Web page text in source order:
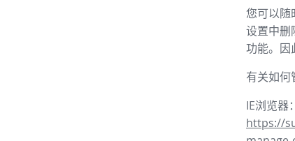
您可以随
设置中删
功能。因
有关如何
IE浏览器：
https://